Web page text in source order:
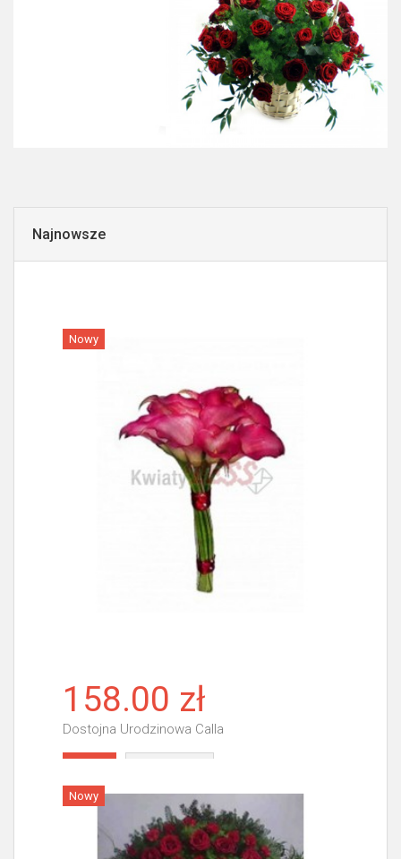
Najnowsze
Nowy
158.00 zł
Dostojna Urodzinowa Calla
Nowy